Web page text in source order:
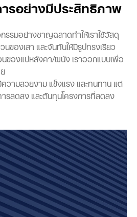
รอย่างมีประสิทธิภาพ
รมอย่างชาญฉลาดทำให้เราใช้วัสดุ
ของเสา และจันทันให้มีรูปทรงเรียว
ของแปหลังคา/ผนัง เราออกแบบเพื่อ
ามสวยงาม แข็งแรง และทนทาน แต่
รลดลง และต้นทุนโครงการที่ลดลง